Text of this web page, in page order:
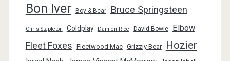
Bon Iver Boy & Bear Bruce Springsteen
Chris Stapleton Coldplay Damien Rice David Bowie Elbow
Fleet Foxes Fleetwood Mac Grizzly Bear Hozier